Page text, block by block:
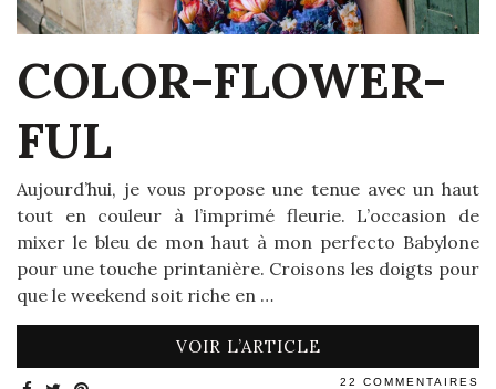
COLOR-FLOWER-
FUL
Aujourd’hui, je vous propose une tenue avec un haut
tout en couleur à l’imprimé fleurie. L’occasion de
mixer le bleu de mon haut à mon perfecto Babylone
pour une touche printanière. Croisons les doigts pour
que le weekend soit riche en …
VOIR L’ARTICLE
22 COMMENTAIRES